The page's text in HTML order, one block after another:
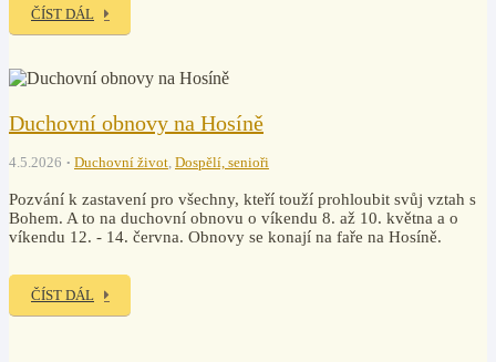
ČÍST DÁL
Duchovní obnovy na Hosíně
4.5.2026 Duchovní život, Dospělí, senioři
Pozvání k zastavení pro všechny, kteří touží prohloubit svůj vztah s
Bohem. A to na duchovní obnovu o víkendu 8. až 10. května a o
víkendu 12. - 14. června. Obnovy se konají na faře na Hosíně.
ČÍST DÁL